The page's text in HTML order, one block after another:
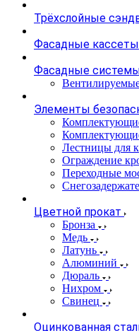
Трёхслойные
Фасадные кассеты
Фасадные
Элементы
Лестницы для
Ограждение
Переходные
Цветной прокат
Бронза
Медь
Латунь
Алюминий
Дюраль
Нихром
Свинец
Оцинкованная